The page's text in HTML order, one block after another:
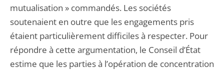
mutualisation » commandés. Les sociétés
soutenaient en outre que les engagements pris
étaient particulièrement difficiles à respecter. Pour
répondre à cette argumentation, le Conseil d’État
estime que les parties à l’opération de concentration